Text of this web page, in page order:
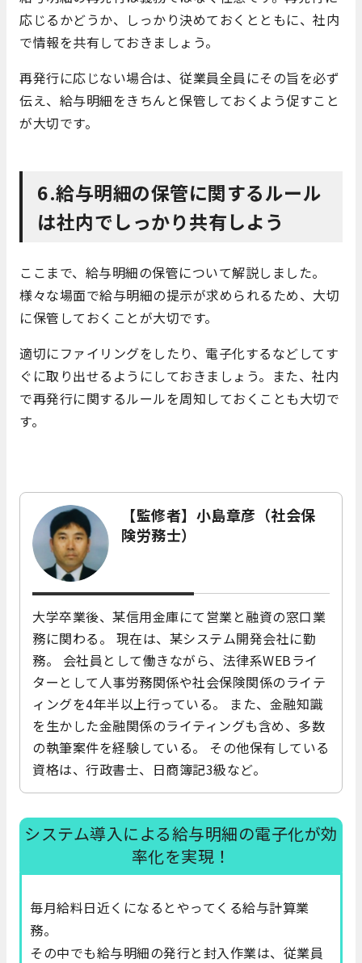
応じるかどうか、しっかり決めておくとともに、社内
で情報を共有しておきましょう。
再発行に応じない場合は、従業員全員にその旨を必ず
伝え、給与明細をきちんと保管しておくよう促すこと
が大切です。
6.給与明細の保管に関するルール
は社内でしっかり共有しよう
ここまで、給与明細の保管について解説しました。
様々な場面で給与明細の提示が求められるため、大切
に保管しておくことが大切です。
適切にファイリングをしたり、電子化するなどしてす
ぐに取り出せるようにしておきましょう。また、社内
で再発行に関するルールを周知しておくことも大切で
す。
【監修者】小島章彦（社会保
険労務士）
大学卒業後、某信用金庫にて営業と融資の窓口業
務に関わる。 現在は、某システム開発会社に勤
務。 会社員として働きながら、法律系WEBライ
ターとして人事労務関係や社会保険関係のライテ
ィングを4年半以上行っている。 また、金融知識
を生かした金融関係のライティングも含め、多数
の執筆案件を経験している。 その他保有している
資格は、行政書士、日商簿記3級など。
システム導入による給与明細の電子化が効
率化を実現！
毎月給料日近くになるとやってくる給与計算業
務。
その中でも給与明細の発行と封入作業は、従業員